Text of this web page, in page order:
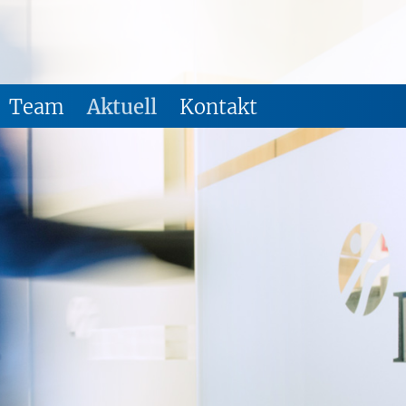
Ein
Team Aktuell Kontakt